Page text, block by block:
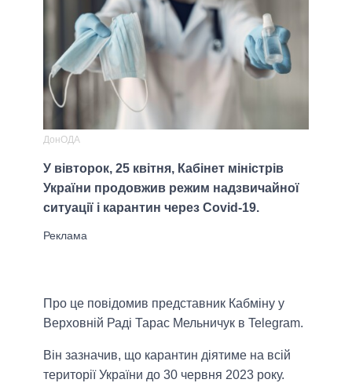
ДонОДА
У вівторок, 25 квітня, Кабінет міністрів
України продовжив режим надзвичайної
ситуації і карантин через Covid-19.
Про це повідомив представник Кабміну у
Верховній Раді Тарас Мельничук в Telegram.
Він зазначив, що карантин діятиме на всій
території України до 30 червня 2023 року.